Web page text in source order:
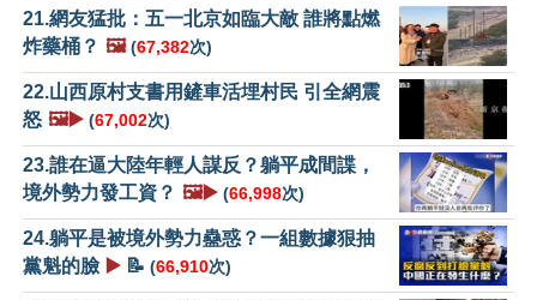
21.網友猛批：五一北京如臨大敵 誰將點燃
炸藥桶？ 🖼️ (67,382次)
22.山西原村支書用鏟車活埋村民 引全網震
怒 🖼️▶️ (67,002次)
23.誰在逼大陸年輕人謀反？躺平成間諜，
境外勢力發工資？ 🖼️▶️ (66,998次)
24.躺平是被境外勢力蠱惑？一組數據狠抽
黨魁的臉 ▶️ 📝 (66,910次)